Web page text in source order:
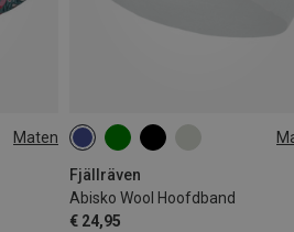
Maten
Fjällräven
Abisko Wool Hoofdband
€ 24,95
ONE SIZE